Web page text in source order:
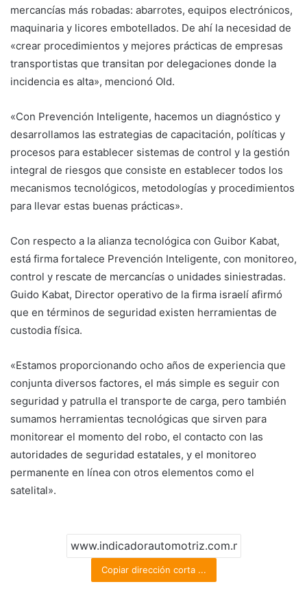
mercancías más robadas: abarrotes, equipos electrónicos,
maquinaria y licores embotellados. De ahí la necesidad de
«crear procedimientos y mejores prácticas de empresas
transportistas que transitan por delegaciones donde la
incidencia es alta», mencionó Old.
«Con Prevención Inteligente, hacemos un diagnóstico y
desarrollamos las estrategias de capacitación, políticas y
procesos para establecer sistemas de control y la gestión
integral de riesgos que consiste en establecer todos los
mecanismos tecnológicos, metodologías y procedimientos
para llevar estas buenas prácticas».
Con respecto a la alianza tecnológica con Guibor Kabat,
está firma fortalece Prevención Inteligente, con monitoreo,
control y rescate de mercancías o unidades siniestradas.
Guido Kabat, Director operativo de la firma israelí afirmó
que en términos de seguridad existen herramientas de
custodia física.
«Estamos proporcionando ocho años de experiencia que
conjunta diversos factores, el más simple es seguir con
seguridad y patrulla el transporte de carga, pero también
sumamos herramientas tecnológicas que sirven para
monitorear el momento del robo, el contacto con las
autoridades de seguridad estatales, y el monitoreo
permanente en línea con otros elementos como el
satelital».
Copiar dirección corta ...